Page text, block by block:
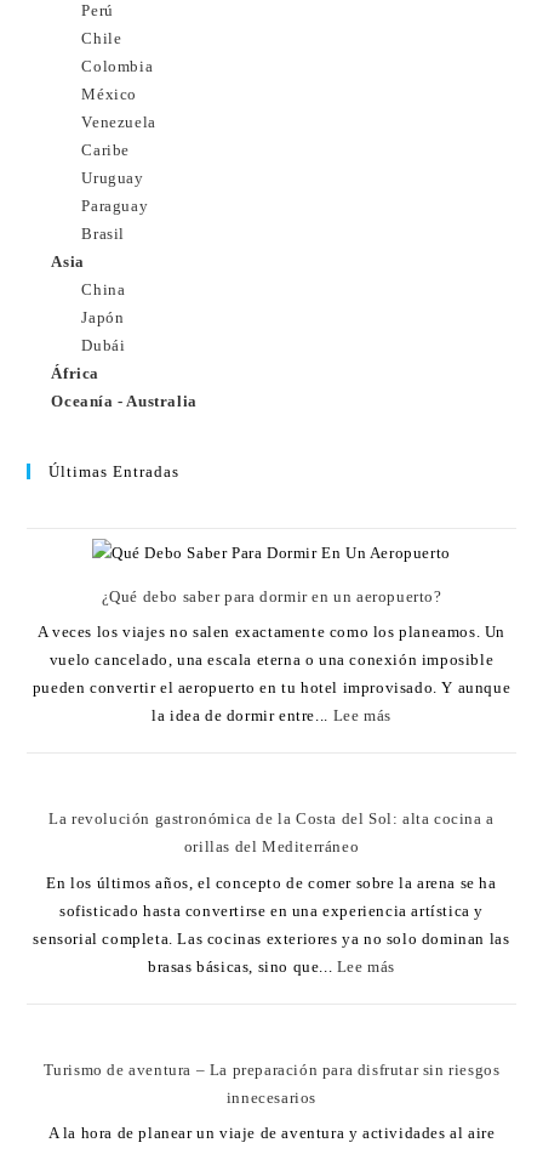
Perú
Chile
Colombia
México
Venezuela
Caribe
Uruguay
Paraguay
Brasil
Asia
China
Japón
Dubái
África
Oceanía - Australia
Últimas Entradas
¿Qué debo saber para dormir en un aeropuerto?
A veces los viajes no salen exactamente como los planeamos. Un
vuelo cancelado, una escala eterna o una conexión imposible
pueden convertir el aeropuerto en tu hotel improvisado. Y aunque
la idea de dormir entre... Lee más
La revolución gastronómica de la Costa del Sol: alta cocina a
orillas del Mediterráneo
En los últimos años, el concepto de comer sobre la arena se ha
sofisticado hasta convertirse en una experiencia artística y
sensorial completa. Las cocinas exteriores ya no solo dominan las
brasas básicas, sino que... Lee más
Turismo de aventura – La preparación para disfrutar sin riesgos
innecesarios
A la hora de planear un viaje de aventura y actividades al aire